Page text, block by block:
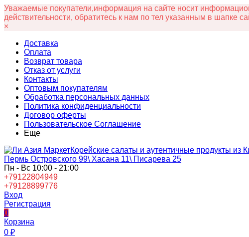
Уважаемые покупатели,информация на сайте носит
действительности, обратитесь к нам по тел указанным в шапке
×
Доставка
Оплата
Возврат товара
Отказ от услуги
Контакты
Оптовым покупателям
Обработка персональных данных
Политика конфиденциальности
Договор оферты
Пользовательское Соглашение
Еще
Корейские салаты и аутентичные продукты
Пермь Островского 99\ Хасана 11\ Писарева 25
Пн - Вс 10:00 - 21:00
+79122804949
+79128899776
Вход
Регистрация
0
Корзина
0 ₽